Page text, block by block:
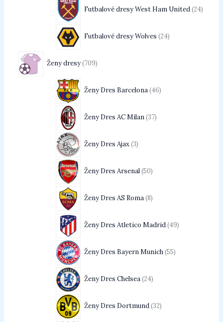
Futbalové dresy West Ham United 24
Futbalové dresy Wolves 24
Ženy dresy 709
Ženy Dres Barcelona 46
Ženy Dres AC Milan 37
Ženy Dres Ajax 3
Ženy Dres Arsenal 50
Ženy Dres AS Roma 8
Ženy Dres Atletico Madrid 49
Ženy Dres Bayern Munich 55
Ženy Dres Chelsea 24
Ženy Dres Dortmund 32